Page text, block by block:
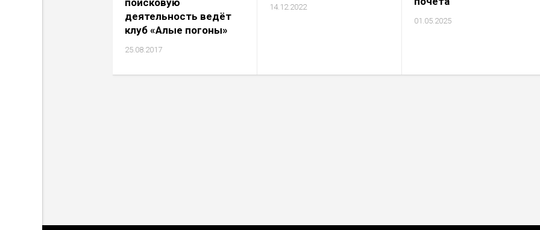
поисковую
деятельность ведёт
клуб «Алые погоны»
25.08.2017
14.12.2022
01.05.2025